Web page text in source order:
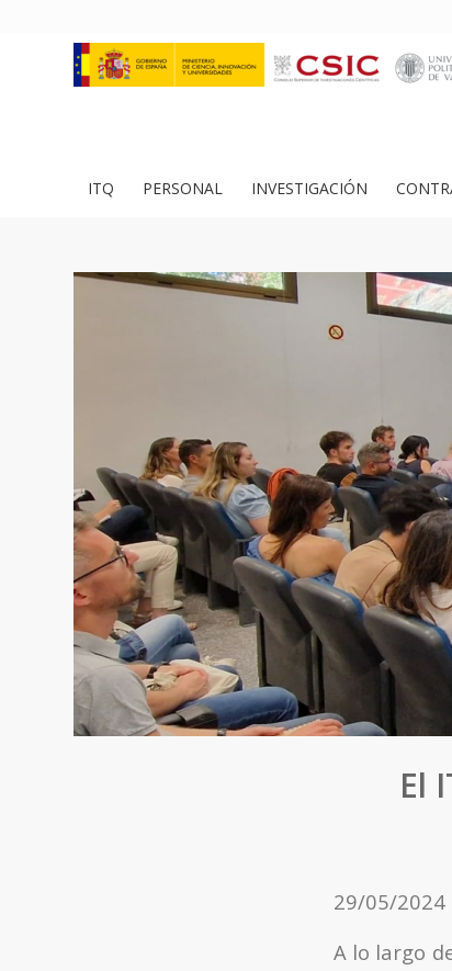
ITQ PERSONAL INVESTIGACIÓN
El
29/05/2024
A lo largo